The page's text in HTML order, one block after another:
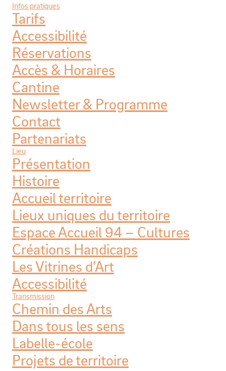
Infos pratiques
Tarifs
Accessibilité
Réservations
Accès & Horaires
Cantine
Newsletter & Programme
Contact
Partenariats
Lieu
Présentation
Histoire
Accueil territoire
Lieux uniques du territoire
Espace Accueil 94 – Cultures
Créations Handicaps
Les Vitrines d’Art
Accessibilité
Transmission
Chemin des Arts
Dans tous les sens
Labelle-école
Projets de territoire